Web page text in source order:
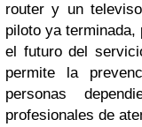
router y un
piloto ya terminada,
el futuro del
permite la
personas
profesionales de